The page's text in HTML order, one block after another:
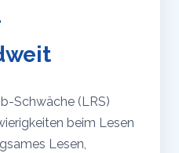
Schwäche (LRS)
beim Lesen
Lesen,